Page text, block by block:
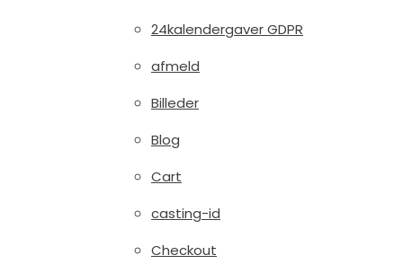
24kalendergaver GDPR
afmeld
Billeder
Blog
Cart
casting-id
Checkout